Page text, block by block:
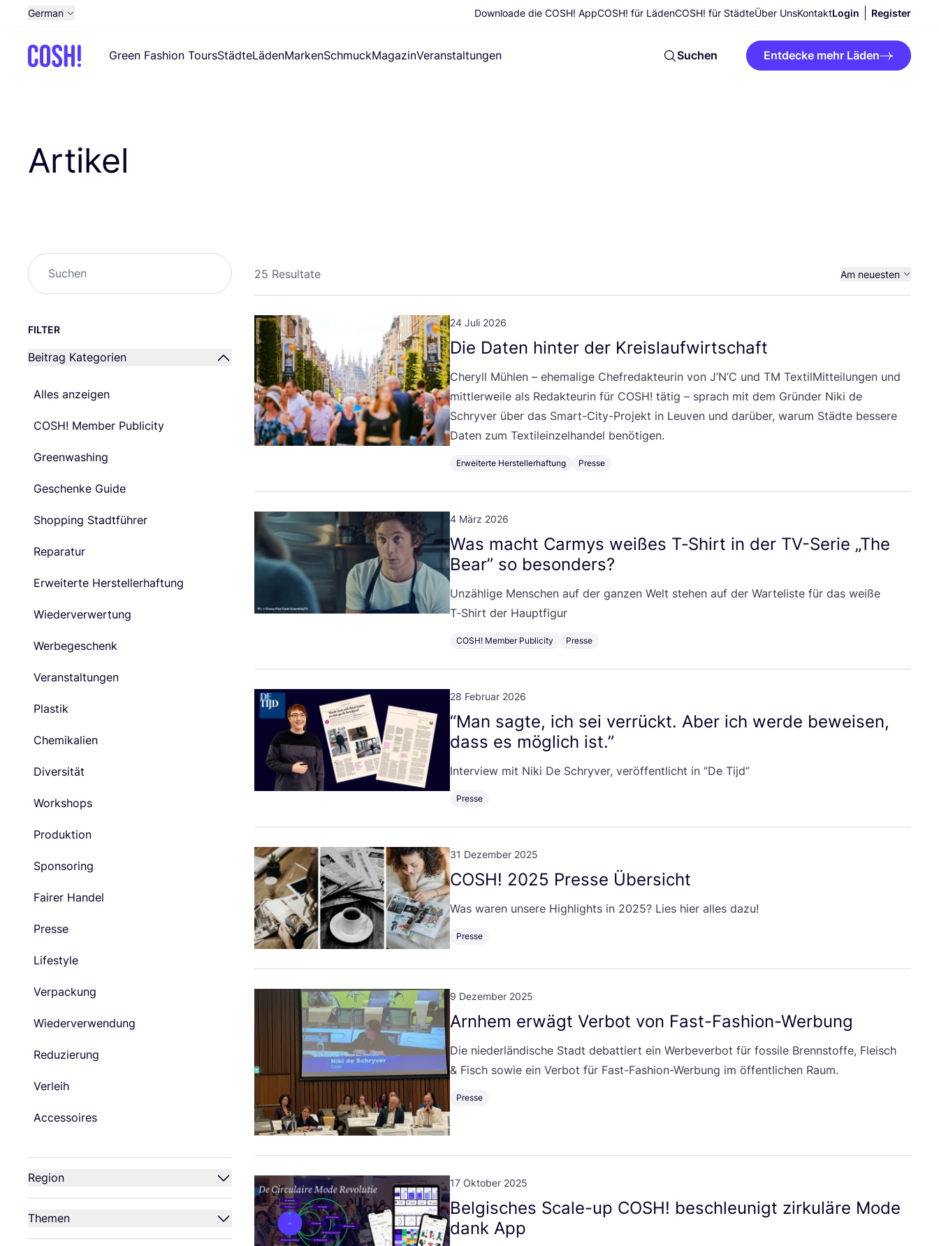
German
Dutch
Downloade die COSH! AppCOSH! für LädenCOSH! für StädteÜber UnsKontaktLogin Register
Green Fashion ToursStädteLädenMarkenSchmuckMagazinVeranstaltungen Suchen Entdecke mehr Läden
Artikel
Suchen
FILTER
Beitrag Kategorien
Alles anzeigen
COSH! Member Publicity
Greenwashing
Geschenke Guide
Shopping Stadtführer
Reparatur
Erweiterte Herstellerhaftung
Wiederverwertung
Werbegeschenk
Veranstaltungen
Plastik
Chemikalien
Diversität
Workshops
Produktion
Sponsoring
Fairer Handel
Presse
Lifestyle
Verpackung
Wiederverwendung
Reduzierung
Verleih
Accessoires
Region
Themen
25 Resultate Am neuesten
24 Juli 2026
Die Daten hin­ter der Kreislaufwirtschaft
Cheryll Müh­len – ehe­ma­li­ge Chef­re­dak­teu­rin von J’N’C und TM Tex­til­Mit­tei­lun­gen und
mitt­ler­wei­le als Redak­teu­rin für COSH! tätig – sprach mit dem Grün­der Niki de
Schry­ver über das Smart-City-Pro­jekt in Leu­ven und dar­über, war­um Städ­te bes­se­re
Daten zum Tex­til­ein­zel­han­del benötigen.
Erweiterte Herstellerhaftung Presse
4 März 2026
Was macht Car­mys wei­ßes T‑Shirt in der TV-Serie „The
Bear” so besonders?
Unzäh­li­ge Men­schen auf der gan­zen Welt ste­hen auf der War­te­lis­te für das wei­ße
T‑Shirt der Hauptfigur
COSH! Member Publicity Presse
28 Februar 2026
“Man sag­te, ich sei ver­rückt. Aber ich wer­de bewei­sen,
dass es mög­lich ist.”
Inter­view mit Niki De Schry­ver, ver­öf­fent­licht in “De Tijd”
Presse
31 Dezember 2025
COSH! 2025 Pres­se Übersicht
Was waren unse­re High­lights in 2025? Lies hier alles dazu!
Presse
9 Dezember 2025
Arn­hem erwägt Ver­bot von Fast-Fashion-Werbung
Die nie­der­län­di­sche Stadt debat­tiert ein Wer­be­ver­bot für fos­si­le Brenn­stof­fe, Fleisch
& Fisch sowie ein Ver­bot für Fast-Fashion-Wer­bung im öffent­li­chen Raum.
Presse
17 Oktober 2025
Bel­gi­sches Sca­le-up COSH! beschleu­nigt zir­ku­lä­re Mode
dank App